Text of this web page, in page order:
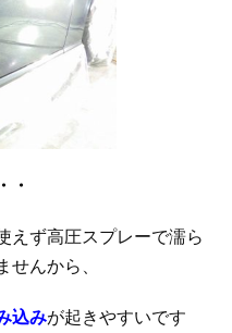
・
えず高圧スプレーで濡ら
んから、
込みが起きやすいです